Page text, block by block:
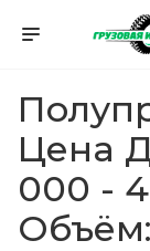
Цена
000 -